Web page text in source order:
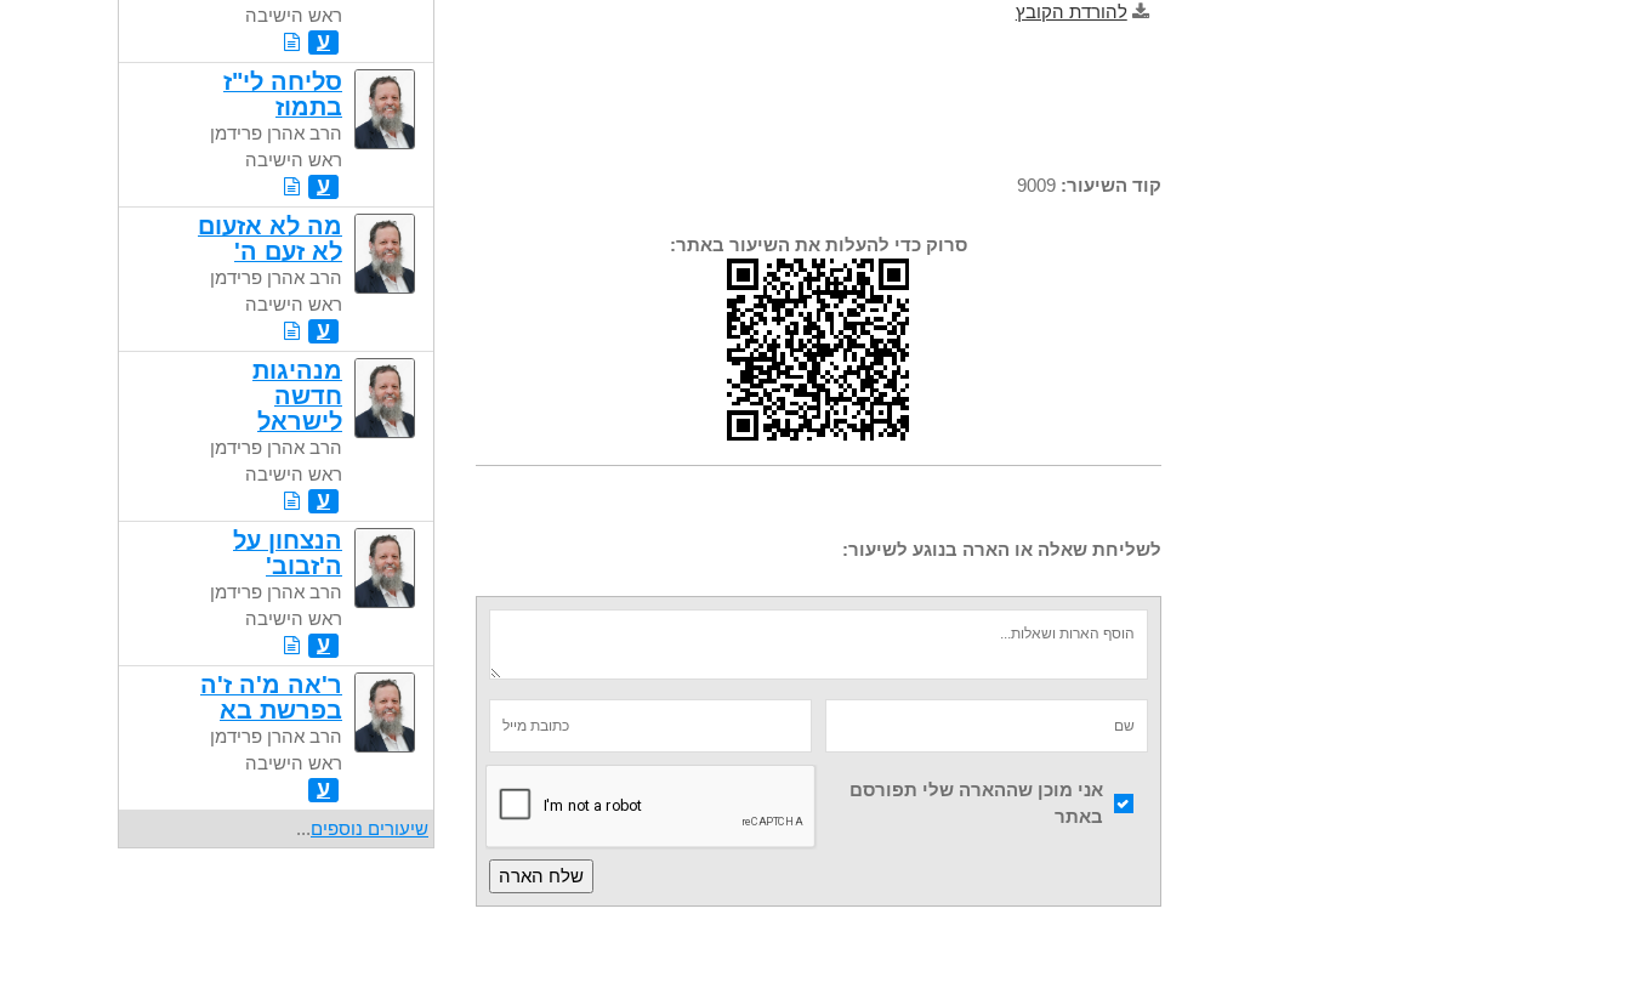
להורדת הקובץ
קוד השיעור:
סרוק כדי להעלות את השיעור באתר:
לשליחת שאלה או הארה בנוגע לשיעור:
אני מוכן שההארה שלי תפורסם
באתר
ראש הישיבה
ע
סליחה לי"ז
בתמוז
הרב אהרן פרידמן
ראש הישיבה
ע
מה לא אזעום
לא זעם ה'
הרב אהרן פרידמן
ראש הישיבה
ע
מנהיגות
חדשה
לישראל
הרב אהרן פרידמן
ראש הישיבה
ע
הנצחון על
ה'זבוב'
הרב אהרן פרידמן
ראש הישיבה
ע
ר'אה מ'ה ז'ה
בפרשת בא
הרב אהרן פרידמן
ראש הישיבה
ע
שיעורים נוספים...